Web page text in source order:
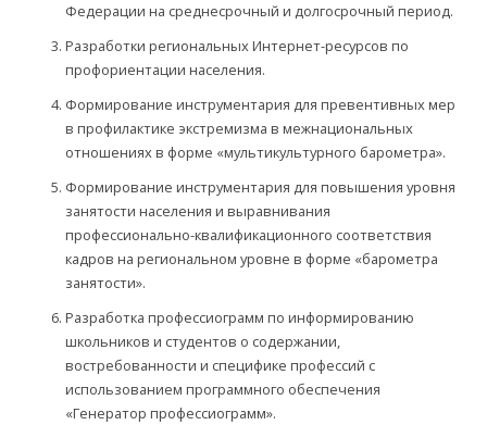
Федерации на среднесрочный и долгосрочный период.
Разработки региональных Интернет-ресурсов по
профориентации населения.
Формирование инструментария для превентивных мер
в профилактике экстремизма в межнациональных
отношениях в форме «мультикультурного барометра».
Формирование инструментария для повышения уровня
занятости населения и выравнивания
профессионально-квалификационного соответствия
кадров на региональном уровне в форме «барометра
занятости».
Разработка профессиограмм по информированию
школьников и студентов о содержании,
востребованности и специфике профессий с
использованием программного обеспечения
«Генератор профессиограмм».